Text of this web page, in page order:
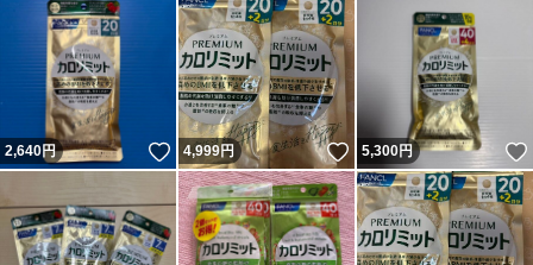
2,640円 いいね！
4,999円 いいね！
5,300円